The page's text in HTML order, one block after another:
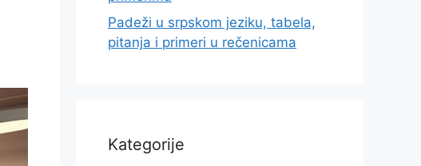
Padeži u srpskom jeziku, tabela,
pitanja i primeri u rečenicama
Kategorije